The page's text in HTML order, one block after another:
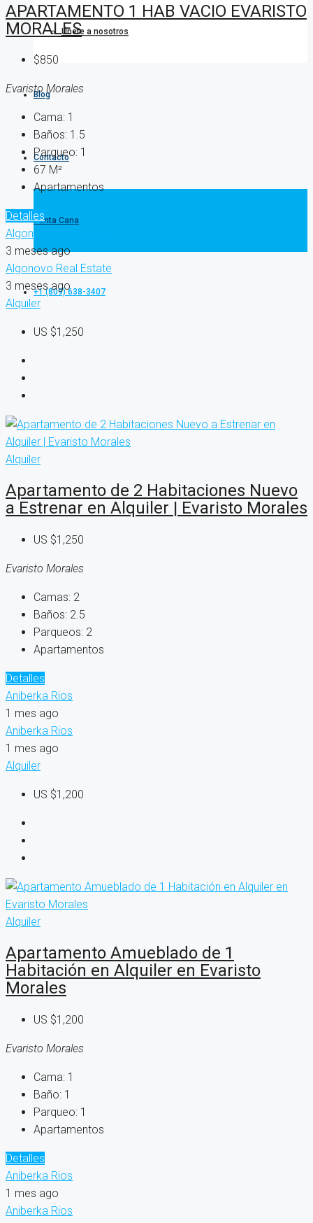
Únete a nosotros
Blog
Contacto
Punta Cana
+1 (809) 638-3407
APARTAMENTO 1 HAB VACIO EVARISTO
MORALES
$850
Evaristo Morales
Cama: 1
Baños: 1.5
Parqueo: 1
67 M²
Apartamentos
Detalles
Algonovo Real Estate
3 meses ago
Algonovo Real Estate
3 meses ago
Alquiler
US $1,250
Alquiler
Apartamento de 2 Habitaciones Nuevo
a Estrenar en Alquiler | Evaristo Morales
US $1,250
Evaristo Morales
Camas: 2
Baños: 2.5
Parqueos: 2
Apartamentos
Detalles
Aniberka Rios
1 mes ago
Aniberka Rios
1 mes ago
Alquiler
US $1,200
Alquiler
Apartamento Amueblado de 1
Habitación en Alquiler en Evaristo
Morales
US $1,200
Evaristo Morales
Cama: 1
Baño: 1
Parqueo: 1
Apartamentos
Detalles
Aniberka Rios
1 mes ago
Aniberka Rios